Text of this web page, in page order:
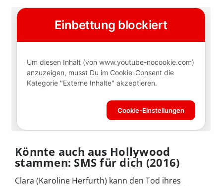
Könnte auch aus Hollywood
stammen: SMS für dich (2016)
Clara (Karoline Herfurth) kann den Tod ihres